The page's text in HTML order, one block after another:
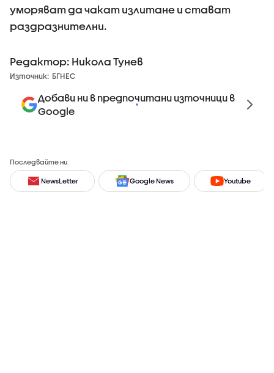
уморяват да чакат излитане и стават
раздразнителни.
Редактор: Никола Тунев
Източник: БГНЕС
Добави ни в предпочитани източници в
Google
Последвайте ни
NewsLetter Google News Youtube